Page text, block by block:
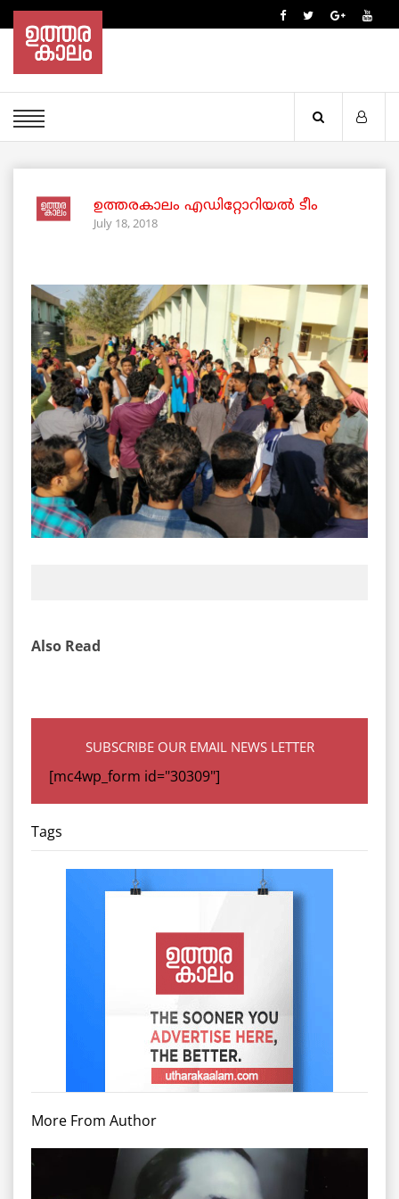
ഉത്തരകാലം എഡിറ്റോറിയല്‍ ടീം
July 18, 2018
Also Read
SUBSCRIBE OUR EMAIL NEWS LETTER
[mc4wp_form id="30309"]
Tags
More From Author